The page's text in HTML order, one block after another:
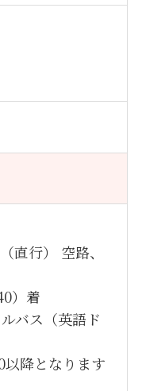
（直行） 空路、
）着
バス（英語ド
降となります